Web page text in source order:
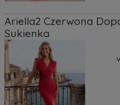
Ariella2 Czerwona
Sukienka